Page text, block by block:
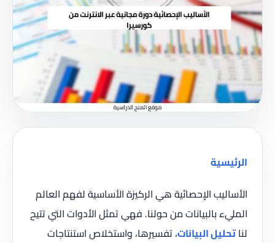
الرئيسية
الأساليب الإحصائية هي الركيزة الأساسية لفهم العالم
المليء بالبيانات من حولنا. فهي تمثل الأدوات التي تتيح
لناتحليل البيانات، تفسيرها، واستخلاص استنتاجات